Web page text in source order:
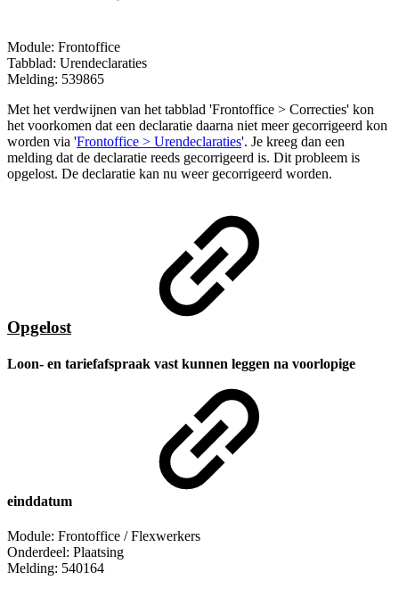
Module: Frontoffice
Tabblad: Urendeclaraties
Melding: 539865
Met het verdwijnen van het tabblad 'Frontoffice > Correcties' kon
het voorkomen dat een declaratie daarna niet meer gecorrigeerd kon
worden via 'Frontoffice > Urendeclaraties'. Je kreeg dan een
melding dat de declaratie reeds gecorrigeerd is. Dit probleem is
opgelost. De declaratie kan nu weer gecorrigeerd worden.
Opgelost
Loon- en tariefafspraak vast kunnen leggen na voorlopige
einddatum
Module: Frontoffice / Flexwerkers
Onderdeel: Plaatsing
Melding: 540164